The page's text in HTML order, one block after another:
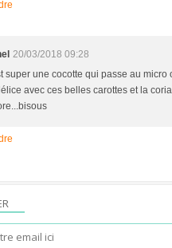
20/03/2018 09:28
super une cocotte qui passe au micro
avec ces belles carottes et la